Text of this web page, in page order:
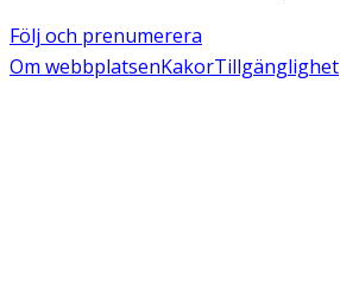
Följ och prenumerera
Om webbplatsenKakorTillgänglighet